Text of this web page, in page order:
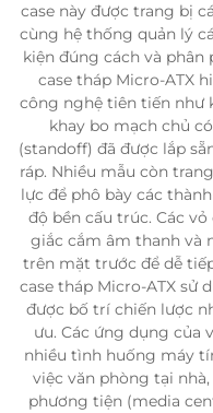
case này được trang bị
cùng hệ thống quản lý
kiện đúng cách và
case tháp Micro-ATX
công nghệ tiên tiến như
khay bo mạch chủ
(standoff) đã được lắp
ráp. Nhiều mẫu còn
lực để phô bày các
độ bền cấu trúc. Các
giắc cắm âm thanh và
trên mặt trước để dễ
case tháp Micro-ATX sử
được bố trí chiến lược
ưu. Các ứng dụng của
nhiều tình huống máy
việc văn phòng tại
phương tiện (media